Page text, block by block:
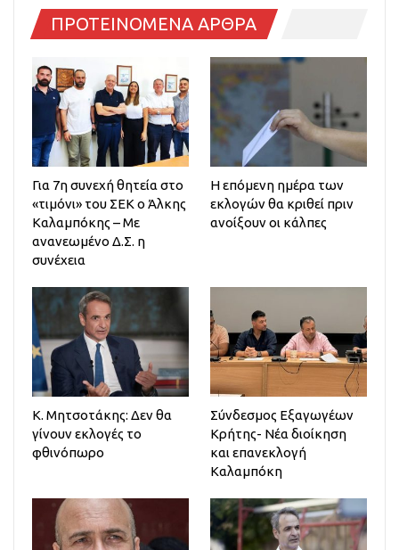
ΠΡΟΤΕΙΝΟΜΕΝΑ ΑΡΘΡΑ
Για 7η συνεχή θητεία στο
«τιμόνι» του ΣΕΚ ο Άλκης
Καλαμπόκης – Με
ανανεωμένο Δ.Σ. η
συνέχεια
Η επόμενη ημέρα των
εκλογών θα κριθεί πριν
ανοίξουν οι κάλπες
Κ. Μητσοτάκης: Δεν θα
γίνουν εκλογές το
φθινόπωρο
Σύνδεσμος Εξαγωγέων
Κρήτης- Νέα διοίκηση
και επανεκλογή
Καλαμπόκη